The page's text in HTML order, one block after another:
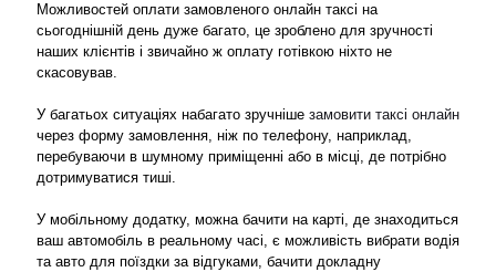
Можливостей оплати замовленого онлайн таксі на
сьогоднішній день дуже багато, це зроблено для зручності
наших клієнтів і звичайно ж оплату готівкою ніхто не
скасовував.
У багатьох ситуаціях набагато зручніше замовити таксі онлайн
через форму замовлення, ніж по телефону, наприклад,
перебуваючи в шумному приміщенні або в місці, де потрібно
дотримуватися тиші.
У мобільному додатку, можна бачити на карті, де знаходиться
ваш автомобіль в реальному часі, є можливість вибрати водія
та авто для поїздки за відгуками, бачити докладну